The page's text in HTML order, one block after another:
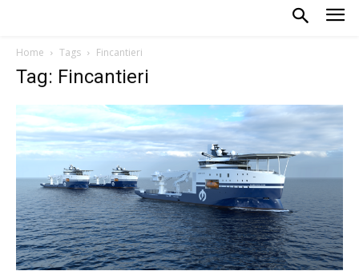
Home Tags Fincantieri
Tag: Fincantieri